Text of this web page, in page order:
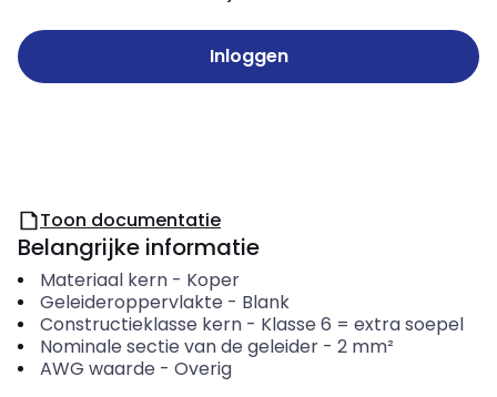
Inloggen
Toon documentatie
Belangrijke informatie
Materiaal kern- Koper
Geleideroppervlakte - Blank
Constructieklasse kern- Klasse 6 = extra soepel
Nominale sectie van de geleider- 2 mm²
AWG waarde - Overig